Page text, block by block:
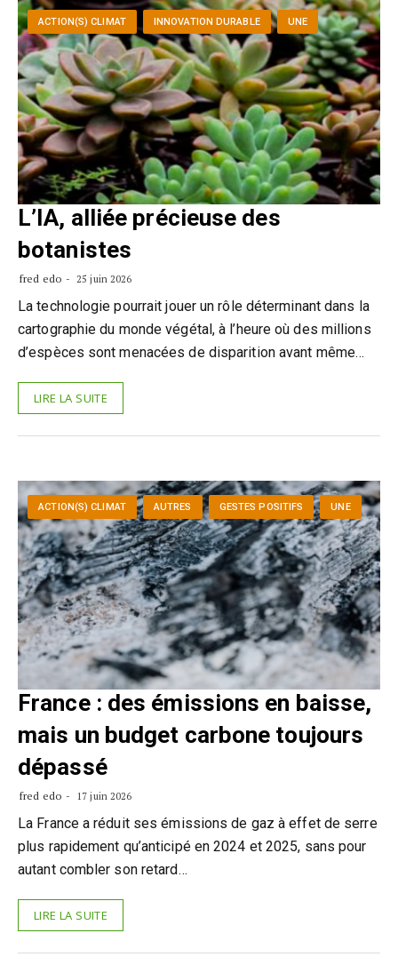
ACTION(S) CLIMAT INNOVATION DURABLE UNE
L’IA, alliée précieuse des
botanistes
fred edo 25 juin 2026
La technologie pourrait jouer un rôle déterminant dans la
cartographie du monde végétal, à l’heure où des millions
d’espèces sont menacées de disparition avant même…
LIRE LA SUITE
ACTION(S) CLIMAT AUTRES GESTES POSITIFS UNE
France : des émissions en baisse,
mais un budget carbone toujours
dépassé
fred edo 17 juin 2026
La France a réduit ses émissions de gaz à effet de serre
plus rapidement qu’anticipé en 2024 et 2025, sans pour
autant combler son retard…
LIRE LA SUITE